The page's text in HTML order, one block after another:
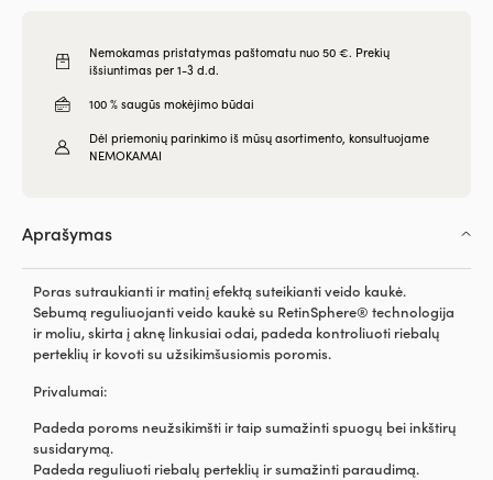
Nemokamas pristatymas paštomatu nuo 50 €. Prekių
išsiuntimas per 1-3 d.d.
100 % saugūs mokėjimo būdai
Dėl priemonių parinkimo iš mūsų asortimento, konsultuojame
NEMOKAMAI
Aprašymas
Poras sutraukianti ir matinį efektą suteikianti veido kaukė.
Sebumą reguliuojanti veido kaukė su RetinSphere® technologija
ir moliu, skirta į aknę linkusiai odai, padeda kontroliuoti riebalų
perteklių ir kovoti su užsikimšusiomis poromis.
Privalumai:
Padeda poroms neužsikimšti ir taip sumažinti spuogų bei inkštirų
susidarymą.
Padeda reguliuoti riebalų perteklių ir sumažinti paraudimą.